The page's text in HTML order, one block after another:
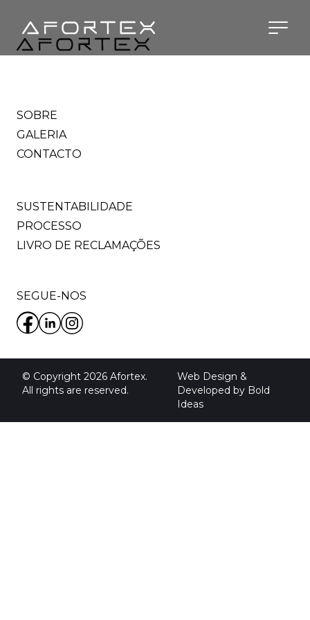
SOBRE
GALERIA
CONTACTO
SUSTENTABILIDADE
PROCESSO
LIVRO DE RECLAMAÇÕES
SEGUE-NOS
© Copyright 2026 Afortex.
All rights are reserved.
Web Design &
Developed by Bold
Ideas